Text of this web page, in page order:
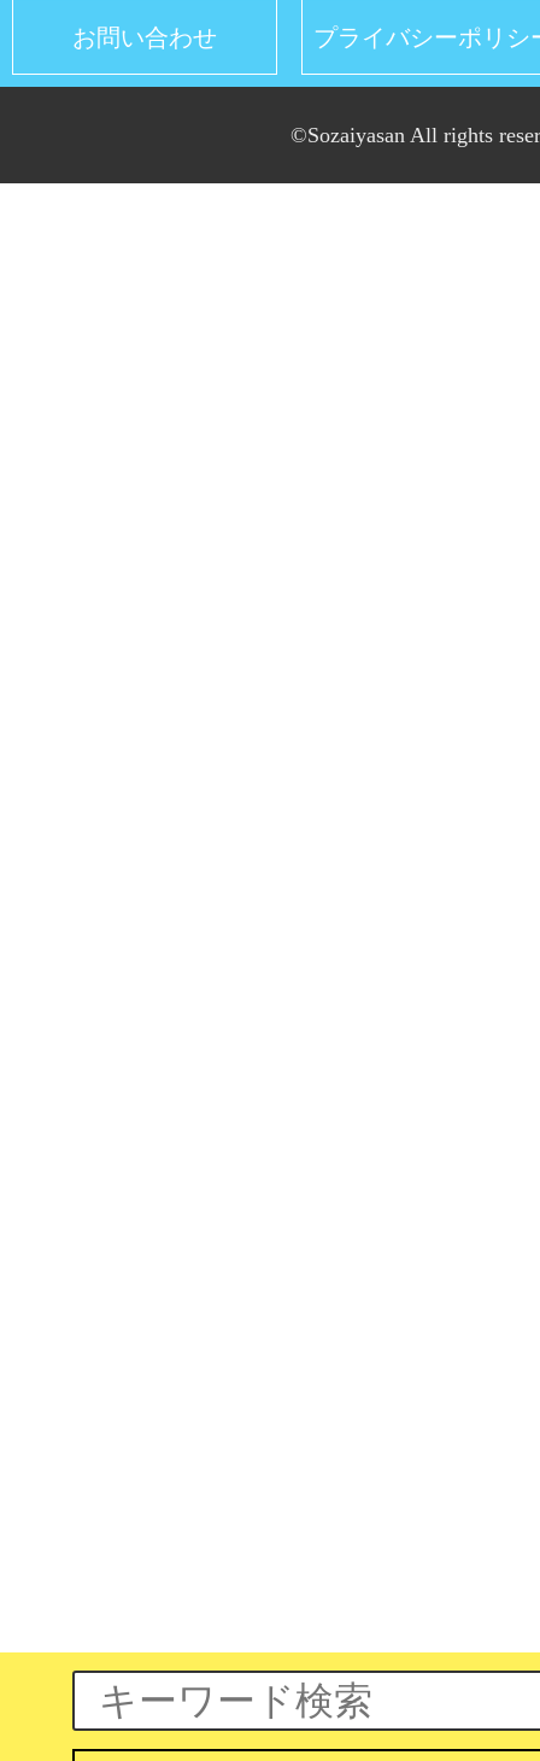
お問い合わせ プライバシーポリシ
©Sozaiyasan All rights